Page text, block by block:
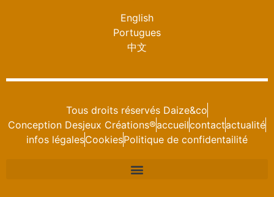
English
Portugues
中文
Tous droits réservés Daize&co
Conception Desjeux Créations®accueilcontactactualité
infos légalesCookiesPolitique de confidentailité